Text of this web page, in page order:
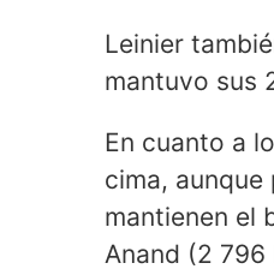
Leinier
mantuvo sus
En cuanto a
cima, aunque
mantienen el
Anand (2 796